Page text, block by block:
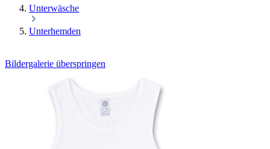
Unterwäsche
Unterhemden
Bildergalerie überspringen